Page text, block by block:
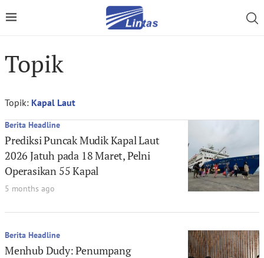
Topik
Topik: Kapal Laut
Berita Headline
Prediksi Puncak Mudik Kapal Laut
2026 Jatuh pada 18 Maret, Pelni
Operasikan 55 Kapal
5 months ago
Berita Headline
Menhub Dudy: Penumpang